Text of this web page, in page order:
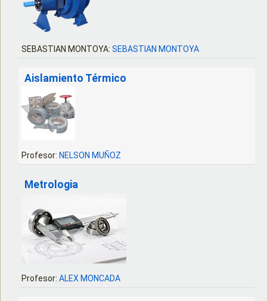
SEBASTIAN MONTOYA: SEBASTIAN MONTOYA
Aislamiento Térmico
Profesor: NELSON MUÑOZ
Metrologia
Profesor: ALEX MONCADA